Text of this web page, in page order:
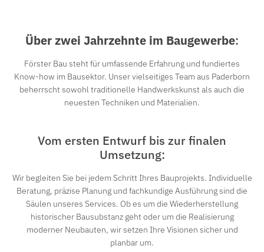
Über zwei Jahrzehnte im Baugewerbe:
Förster Bau steht für umfassende Erfahrung und fundiertes
Know-how im Bausektor. Unser vielseitiges Team aus Paderborn
beherrscht sowohl traditionelle Handwerkskunst als auch die
neuesten Techniken und Materialien.
Vom ersten Entwurf bis zur finalen
Umsetzung:
Wir begleiten Sie bei jedem Schritt Ihres Bauprojekts. Individuelle
Beratung, präzise Planung und fachkundige Ausführung sind die
Säulen unseres Services. Ob es um die Wiederherstellung
historischer Bausubstanz geht oder um die Realisierung
moderner Neubauten, wir setzen Ihre Visionen sicher und
planbar um.